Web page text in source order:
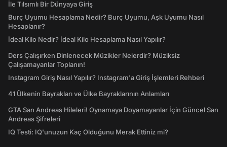
İle Tılsımlı Bir Dünyaya Giriş
Burç Uyumu Hesaplama Nedir? Burç Uyumu, Aşk Uyumu Nasıl
Hesaplanır?
İdeal Kilo Nedir? İdeal Kilo Hesaplama Nasıl Yapılır?
Ders Çalışırken Dinlenecek Müzikler Nelerdir? Müziksiz
Çalışamayanlar Toplanın!
Instagram Giriş Nasıl Yapılır? Instagram'a Giriş İşlemleri Rehberi
41 Ülkenin Bayrakları ve Ülke Bayraklarının Anlamları
GTA San Andreas Hileleri! Oynamaya Doyamayanlar İçin Güncel San
Andreas Şifreleri
IQ Testi: IQ'unuzun Kaç Olduğunu Merak Ettiniz mi?